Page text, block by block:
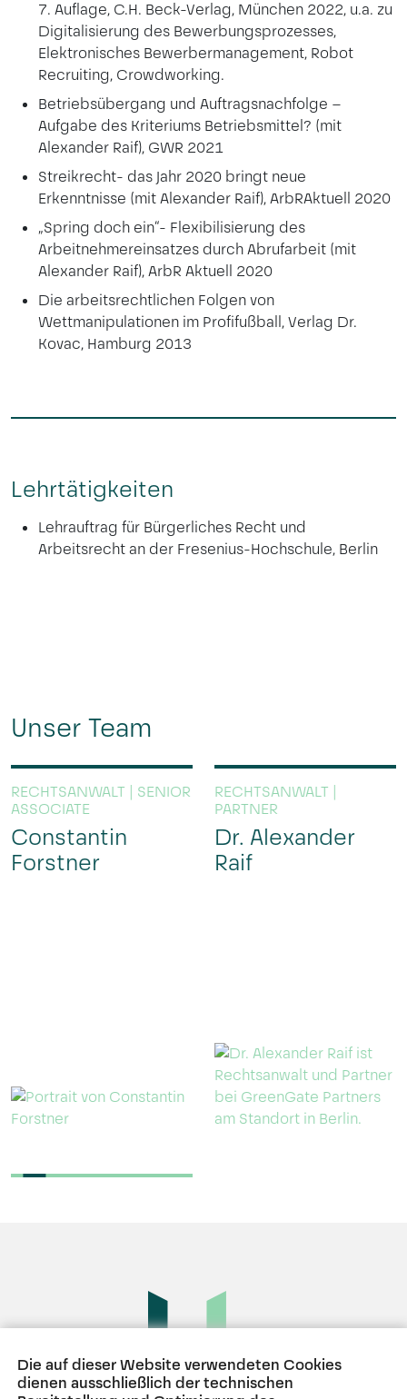
7. Auflage, C.H. Beck-Verlag, München 2022, u.a. zu
Digitalisierung des Bewerbungsprozesses,
Elektronisches Bewerbermanagement, Robot
Recruiting, Crowdworking.
Betriebsübergang und Auftragsnachfolge –
Aufgabe des Kriteriums Betriebsmittel? (mit
Alexander Raif), GWR 2021
Streikrecht- das Jahr 2020 bringt neue
Erkenntnisse (mit Alexander Raif), ArbRAktuell 2020
„Spring doch ein“- Flexibilisierung des
Arbeitnehmereinsatzes durch Abrufarbeit (mit
Alexander Raif), ArbR Aktuell 2020
Die arbeitsrechtlichen Folgen von
Wettmanipulationen im Profifußball, Verlag Dr.
Kovac, Hamburg 2013
Lehrtätigkeiten
Lehrauftrag für Bürgerliches Recht und
Arbeitsrecht an der Fresenius-Hochschule, Berlin
Unser Team
RECHTSANWALT | SENIOR
ASSOCIATE
Constantin
Forstner
RECHTSANWALT |
PARTNER
Dr. Alexander
Raif
Die auf dieser Website verwendeten Cookies
dienen ausschließlich der technischen